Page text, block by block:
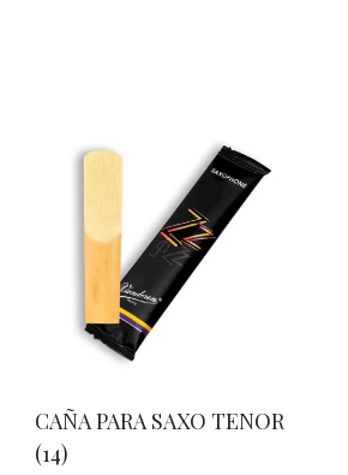
CAÑA PARA SAXO TENOR
(14)